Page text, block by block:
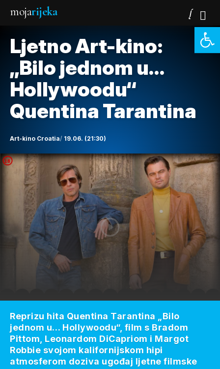
mojarijeka
Ljetno Art-kino:
„Bilo jednom u…
Hollywoodu“
Quentina Tarantina
Art-kino Croatia 19.06. (21:30)
Reprizu hita Quentina Tarantina „Bilo
jednom u… Hollywoodu“, film s Bradom
Pittom, Leonardom DiCapriom i Margot
Robbie svojom kalifornijskom hipi
atmosferom doziva ugođaj ljetne filmske